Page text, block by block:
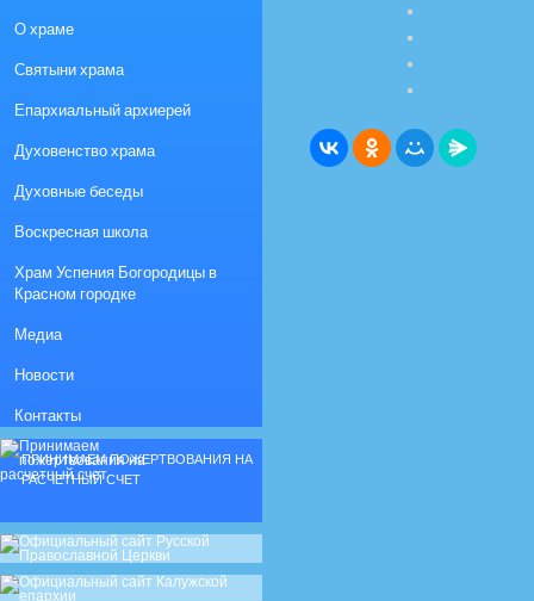
О храме
Святыни храма
Епархиальный архиерей
Духовенство храма
Духовные беседы
Воскресная школа
Храм Успения Богородицы в
Красном городке
Медиа
Новости
Контакты
ПРИНИМАЕМ ПОЖЕРТВОВАНИЯ НА
РАСЧЕТНЫЙ СЧЕТ